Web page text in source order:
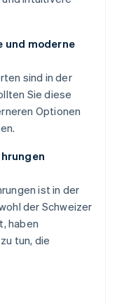
und moderne
sind in der
Sie diese
Optionen
ist in der
der Schweizer
haben
tun, die